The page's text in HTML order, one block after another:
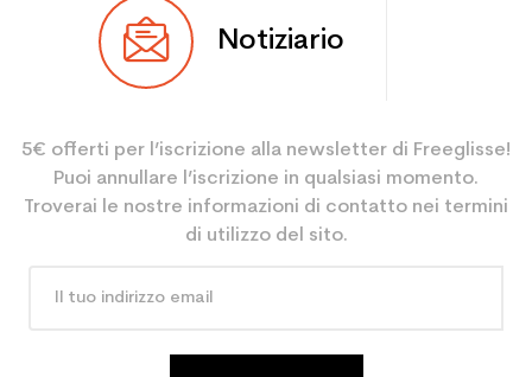
Utente Misto
Colore Nero
Type de produit Divers
Notiziario
5€ offerti per l’iscrizione alla newsletter di Freeglisse!
Puoi annullare l’iscrizione in qualsiasi momento.
Troverai le nostre informazioni di contatto nei termini
di utilizzo del sito.